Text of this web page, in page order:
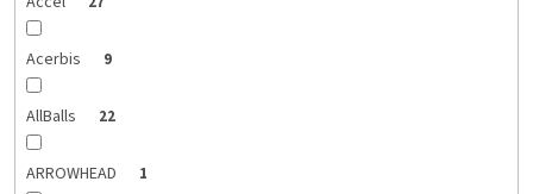
Acerbis 9
AllBalls 22
ARROWHEAD 1